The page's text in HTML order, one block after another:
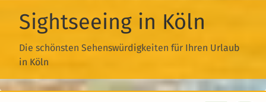
Sightseeing in Köln
Die schönsten Sehenswürdigkeiten für Ihren Urlaub
in Köln